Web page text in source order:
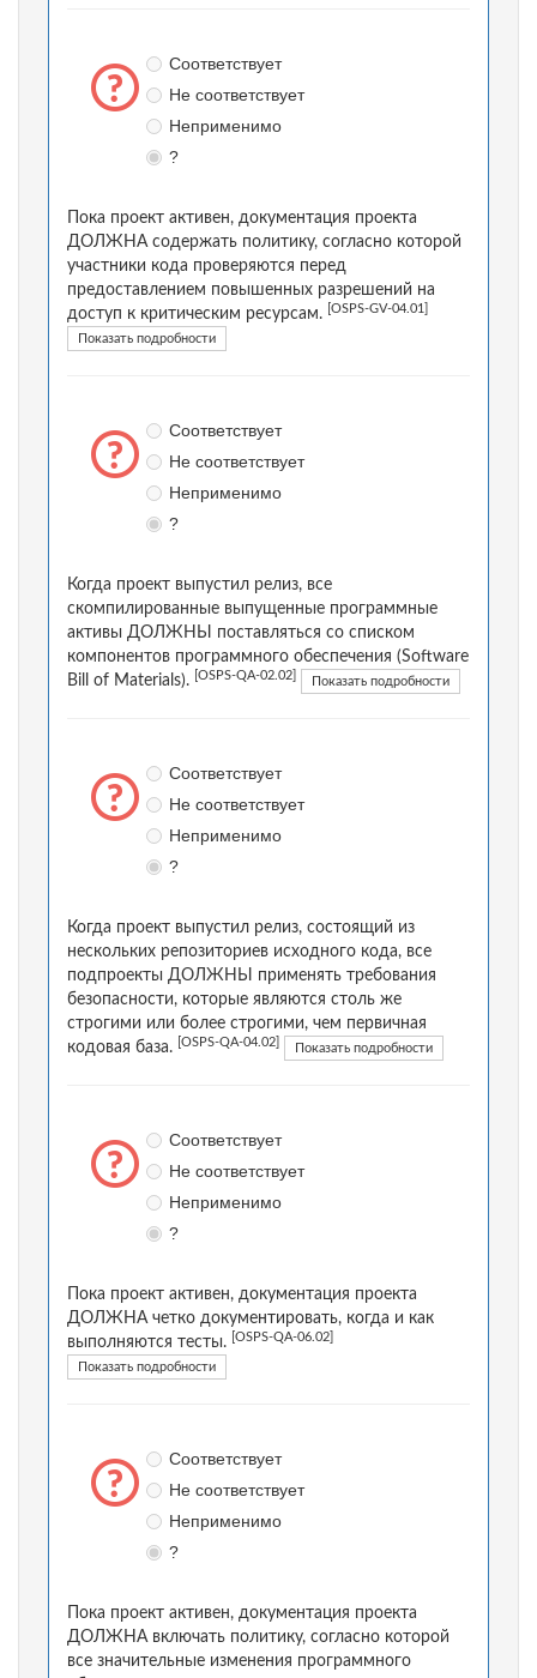
Соответствует
Не соответствует
Неприменимо
?
Пока проект активен, документация проекта
ДОЛЖНА содержать политику, согласно которой
участники кода проверяются перед
предоставлением повышенных разрешений на
доступ к критическим ресурсам.
[OSPS-GV-04.01]
Показать подробности
Соответствует
Не соответствует
Неприменимо
?
Когда проект выпустил релиз, все
скомпилированные выпущенные программные
активы ДОЛЖНЫ поставляться со списком
компонентов программного обеспечения (Software
Bill of Materials).
[OSPS-QA-02.02] Показать подробности
Соответствует
Не соответствует
Неприменимо
?
Когда проект выпустил релиз, состоящий из
нескольких репозиториев исходного кода, все
подпроекты ДОЛЖНЫ применять требования
безопасности, которые являются столь же
строгими или более строгими, чем первичная
кодовая база.
[OSPS-QA-04.02] Показать подробности
Соответствует
Не соответствует
Неприменимо
?
Пока проект активен, документация проекта
ДОЛЖНА четко документировать, когда и как
выполняются тесты.
[OSPS-QA-06.02]
Показать подробности
Соответствует
Не соответствует
Неприменимо
?
Пока проект активен, документация проекта
ДОЛЖНА включать политику, согласно которой
все значительные изменения программного